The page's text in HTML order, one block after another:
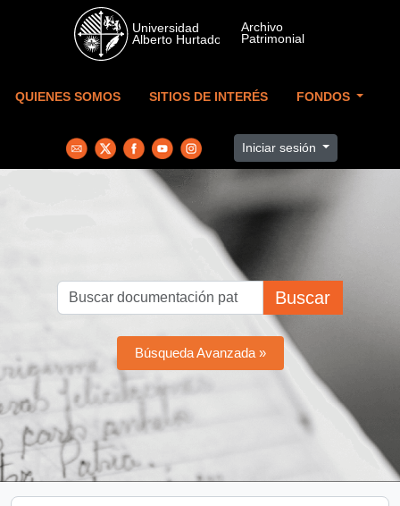
Skip to main content
QUIENES SOMOS SITIOS DE INTERÉS FONDOS
Iniciar sesión
Buscar
Búsqueda Avanzada »